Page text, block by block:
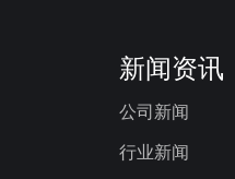
新闻资讯
公司新闻
行业新闻